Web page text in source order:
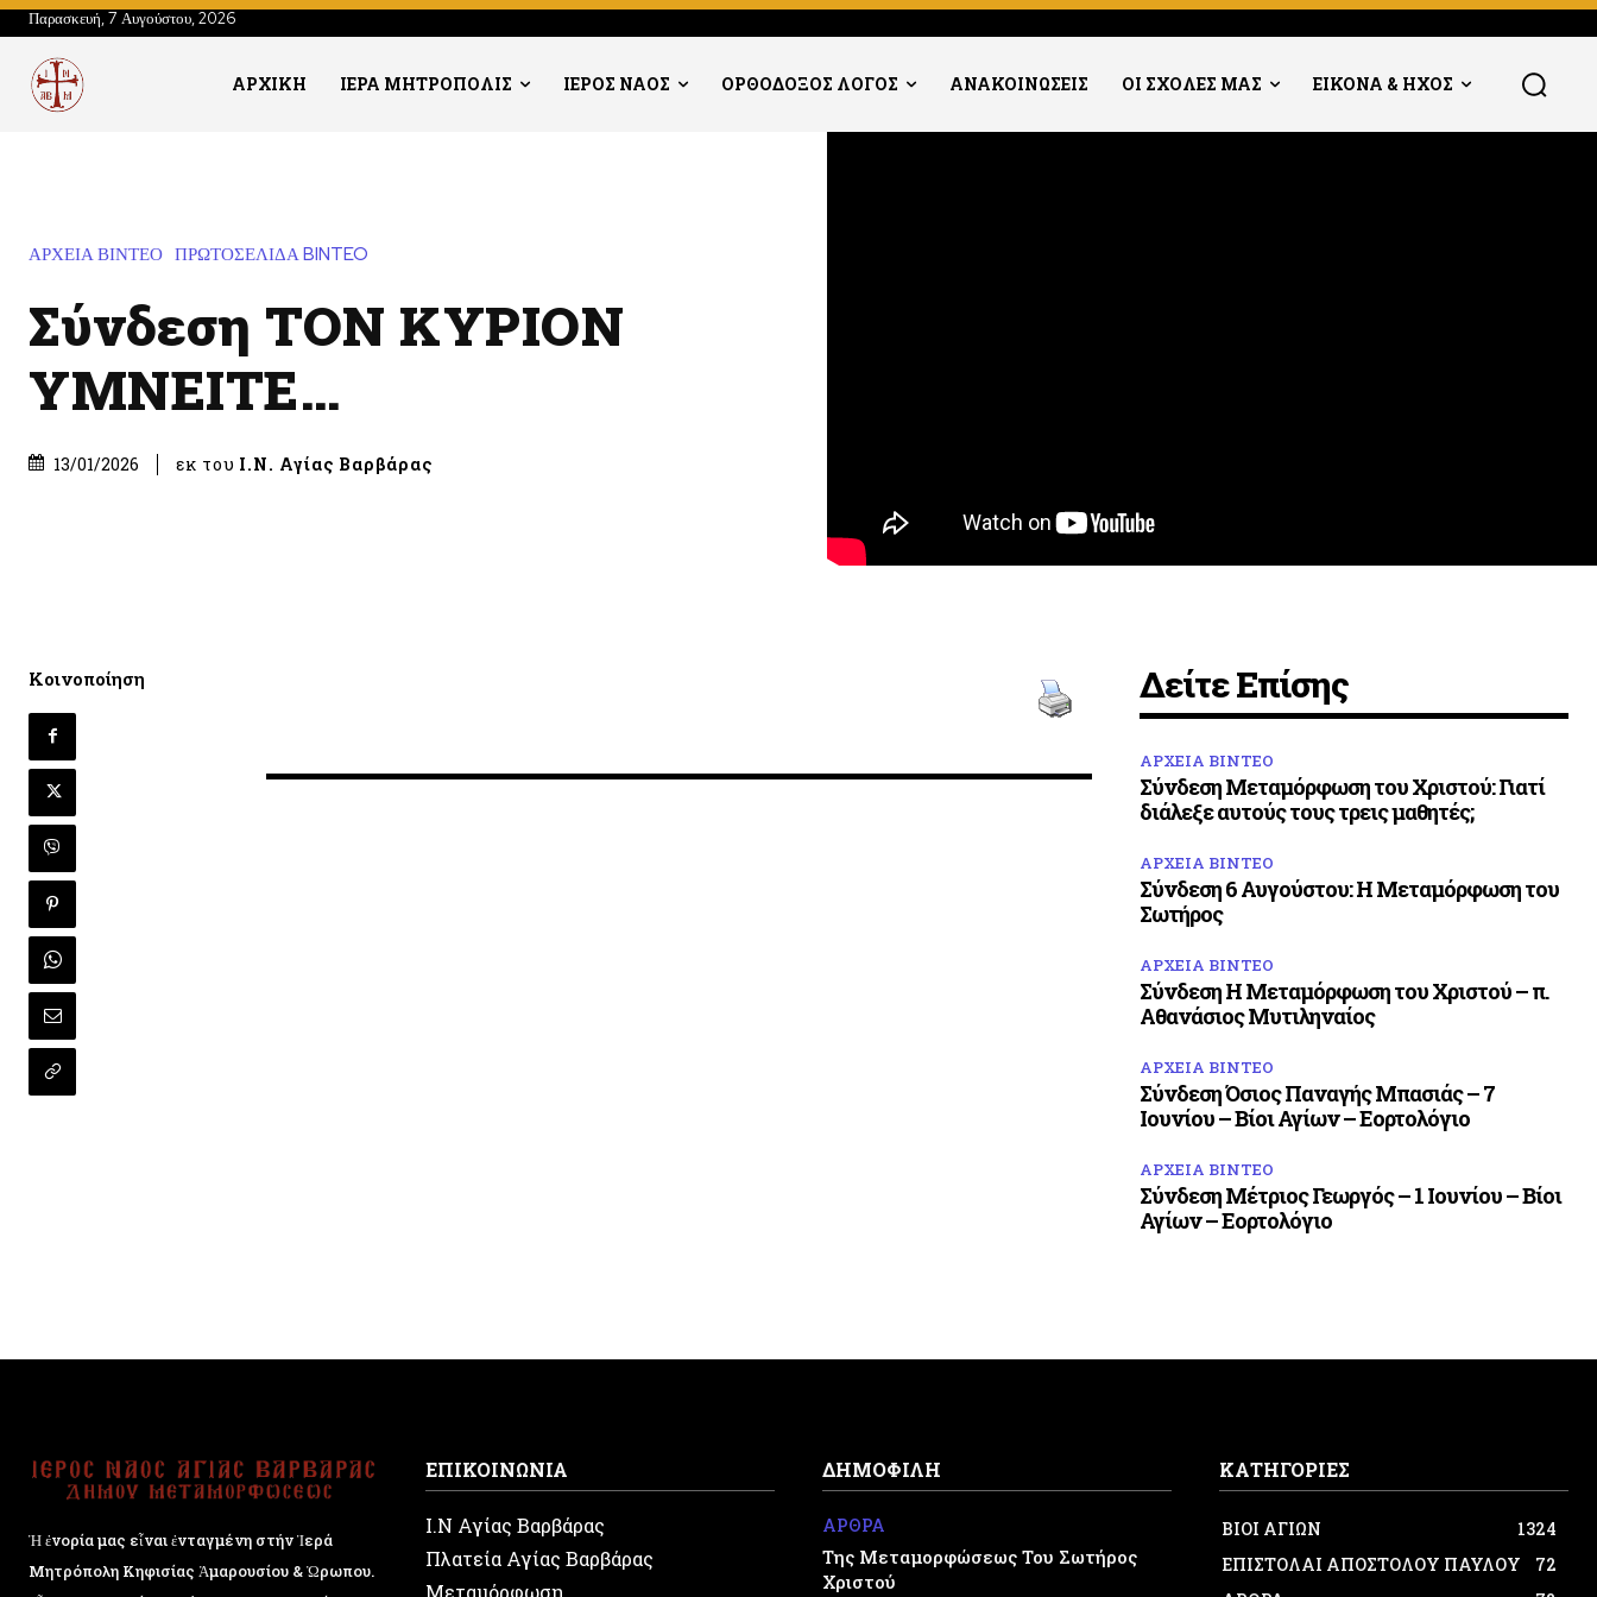
Παρασκευή, 7 Αυγούστου, 2026
ΑΡΧΙΚΗ ΙΕΡΑ ΜΗΤΡΟΠΟΛΙΣ ΙΕΡΟΣ ΝΑΟΣ ΟΡΘΟΔΟΞΟΣ ΛΟΓΟΣ ΑΝΑΚΟΙΝΩΣΕΙΣ ΟΙ ΣΧΟΛΕΣ ΜΑΣ ΕΙΚΟΝΑ & ΗΧΟΣ
ΑΡΧΕΙΑ ΒΙΝΤΕΟ ΠΡΩΤΟΣΕΛΙΔΑ BINTEO
Σύνδεση ΤΟΝ ΚΥΡΙΟΝ
ΥΜΝΕΙΤΕ…
13/01/2026 εκ του Ι.Ν. Αγίας Βαρβάρας
Κοινοποίηση Δείτε Επίσης
ΑΡΧΕΙΑ ΒΙΝΤΕΟ
Σύνδεση Μεταμόρφωση του Χριστού: Γιατί
διάλεξε αυτούς τους τρεις μαθητές;
ΑΡΧΕΙΑ ΒΙΝΤΕΟ
Σύνδεση 6 Αυγούστου: Η Μεταμόρφωση του
Σωτήρος
ΑΡΧΕΙΑ ΒΙΝΤΕΟ
Σύνδεση Η Μεταμόρφωση του Χριστού – π.
Αθανάσιος Μυτιληναίος
ΑΡΧΕΙΑ ΒΙΝΤΕΟ
Σύνδεση Όσιος Παναγής Μπασιάς – 7
Ιουνίου – Βίοι Αγίων – Εορτολόγιο
ΑΡΧΕΙΑ ΒΙΝΤΕΟ
Σύνδεση Μέτριος Γεωργός – 1 Ιουνίου – Βίοι
Αγίων – Εορτολόγιο
Ἡ ἐνορία μας εἶναι ἐνταγμένη στήν Ἱερά
Μητρόπολη Κηφισίας Ἁμαρουσίου & Ὠρωπου.
ΕΠΙΚΟΙΝΩΝΙΑ
Ι.Ν Αγίας Βαρβάρας
Πλατεία Αγίας Βαρβάρας
Μεταμόρφωση
ΔΗΜΟΦΙΛΗ
ΑΡΘΡΑ
Της Μεταμορφώσεως Του Σωτήρος
Χριστού
ΚΑΤΗΓΟΡΙΕΣ
ΒΙΟΙ ΑΓΙΩΝ
1324
ΕΠΙΣΤΟΛΑΙ ΑΠΟΣΤΟΛΟΥ ΠΑΥΛΟΥ
72